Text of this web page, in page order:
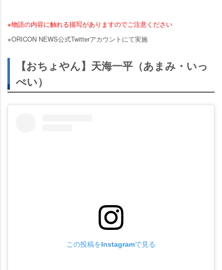
※物語の内容に触れる描写がありますのでご注意ください
※ORICON NEWS公式Twitterアカウントにて実施
【おちょやん】天海一平（あまみ・いっ
ぺい）
この投稿をInstagramで見る